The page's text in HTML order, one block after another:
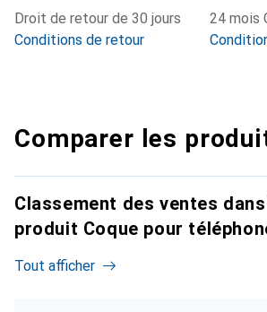
Droit de retour de 30 jours
Conditions de retour
24 mois
Comparer les
Classement des ventes
produit Coque pour
Tout afficher